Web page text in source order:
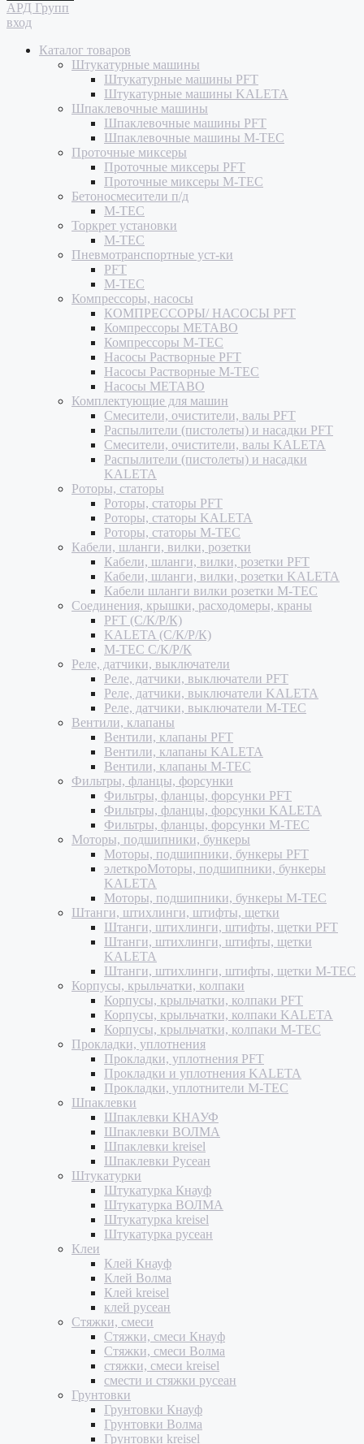
АРД Групп
вход
Каталог товаров
Штукатурные машины
Штукатурные машины PFT
Штукатурные машины KALETA
Шпаклевочные машины
Шпаклевочные машины PFT
Шпаклевочные машины M-TEC
Проточные миксеры
Проточные миксеры PFT
Проточные миксеры M-TEC
Бетоносмесители п/д
M-TEC
Торкрет установки
M-TEC
Пневмотранспортные уст-ки
PFT
M-TEC
Компрессоры, насосы
КОМПРЕССОРЫ/ НАСОСЫ PFT
Компрессоры METABO
Компрессоры M-TEC
Насосы Растворные PFT
Насосы Растворные M-TEC
Насосы METABO
Комплектующие для машин
Смесители, очистители, валы PFT
Распылители (пистолеты) и насадки PFT
Смесители, очистители, валы KALETA
Распылители (пистолеты) и насадки
KALETA
Роторы, статоры
Роторы, статоры PFT
Роторы, статоры KALETA
Роторы, статоры M-TEC
Кабели, шланги, вилки, розетки
Кабели, шланги, вилки, розетки PFT
Кабели, шланги, вилки, розетки KALETA
Кабели шланги вилки розетки M-TEC
Соединения, крышки, расходомеры, краны
PFT (С/К/Р/К)
KALETA (С/К/Р/К)
M-TEC С/К/Р/К
Реле, датчики, выключатели
Реле, датчики, выключатели PFT
Реле, датчики, выключатели KALETA
Реле, датчики, выключатели M-TEC
Вентили, клапаны
Вентили, клапаны PFT
Вентили, клапаны KALETA
Вентили, клапаны M-TEC
Фильтры, фланцы, форсунки
Фильтры, фланцы, форсунки PFT
Фильтры, фланцы, форсунки KALETA
Фильтры, фланцы, форсунки M-TEC
Моторы, подшипники, бункеры
Моторы, подшипники, бункеры PFT
элеткроМоторы, подшипники, бункеры
KALETA
Моторы, подшипники, бункеры M-TEC
Штанги, штихлинги, штифты, щетки
Штанги, штихлинги, штифты, щетки PFT
Штанги, штихлинги, штифты, щетки
KALETA
Штанги, штихлинги, штифты, щетки M-TEC
Корпусы, крыльчатки, колпаки
Корпусы, крыльчатки, колпаки PFT
Корпусы, крыльчатки, колпаки KALETA
Корпусы, крыльчатки, колпаки M-TEC
Прокладки, уплотнения
Прокладки, уплотнения PFT
Прокладки и уплотнения KALETA
Прокладки, уплотнители M-TEC
Шпаклевки
Шпаклевки КНАУФ
Шпаклевки ВОЛМА
Шпаклевки kreisel
Шпаклевки Русеан
Штукатурки
Штукатурка Кнауф
Штукатурка ВОЛМА
Штукатурка kreisel
Штукатурка русеан
Клеи
Клей Кнауф
Клей Волма
Клей kreisel
клей русеан
Стяжки, смеси
Стяжки, смеси Кнауф
Стяжки, смеси Волма
стяжки, смеси kreisel
смести и стяжки русеан
Грунтовки
Грунтовки Кнауф
Грунтовки Волма
Грунтовки kreisel